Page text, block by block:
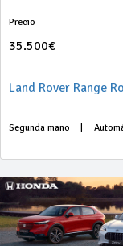
Precio
35.500€
Land Rover Range
Segunda mano